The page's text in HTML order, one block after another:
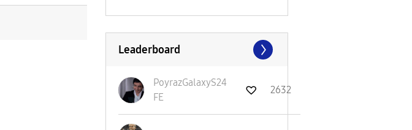
Leaderboard
PoyrazGalaxyS24
FE
2632